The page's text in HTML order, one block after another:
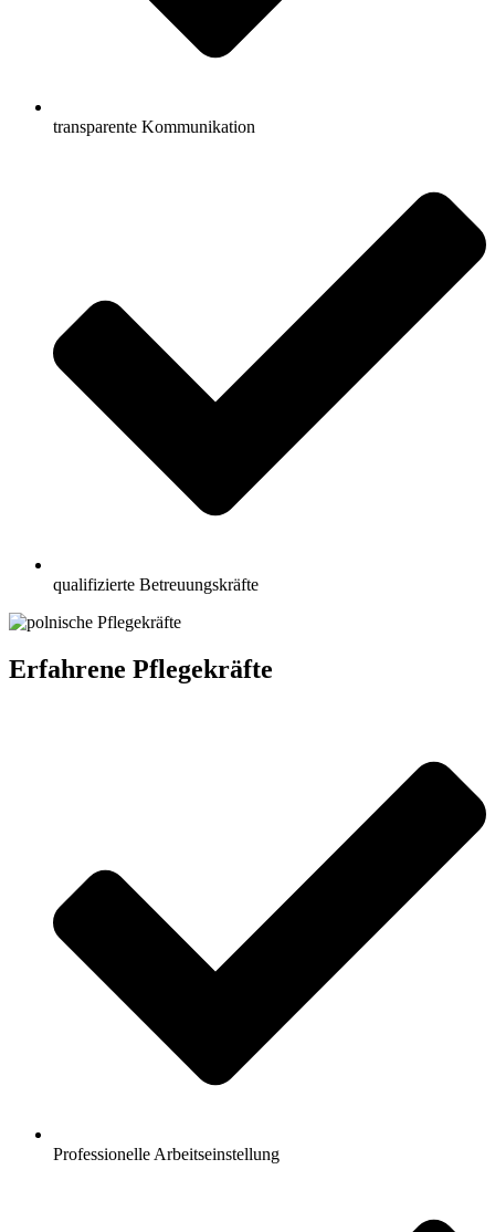
transparente Kommunikation
qualifizierte Betreuungskräfte
Erfahrene Pflegekräfte
Professionelle Arbeitseinstellung